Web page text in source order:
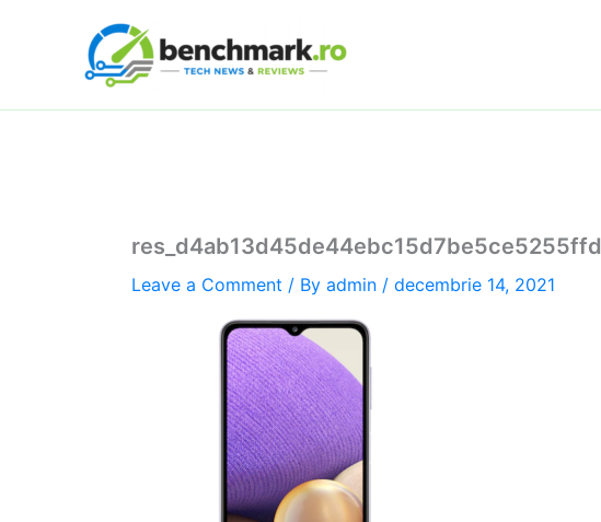
res_d4ab13d45de44ebc15d7be5ce5255ffd
Leave a Comment / By admin / decembrie 14, 2021